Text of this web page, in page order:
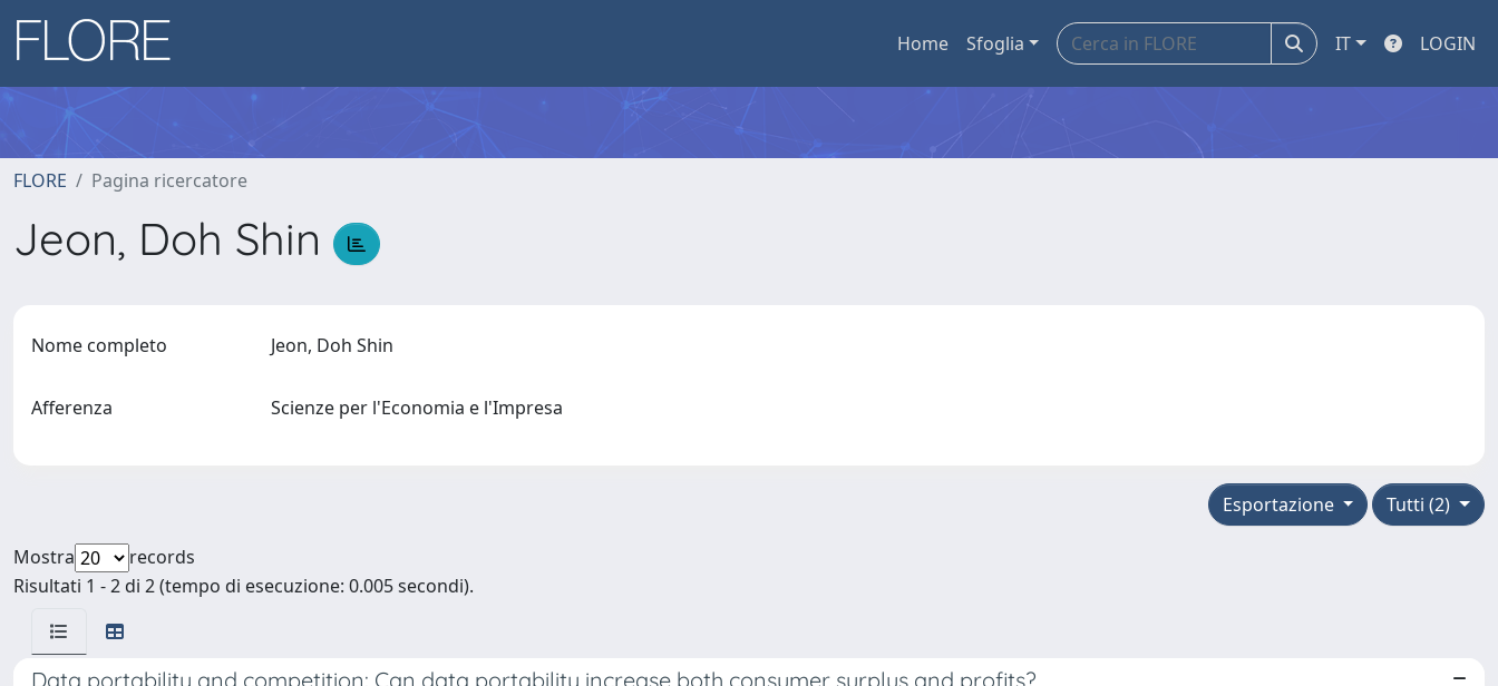
Home Sfoglia IT LOGIN
FLORE Pagina ricercatore
Jeon, Doh Shin
Nome completo Jeon, Doh Shin
Afferenza Scienze per l'Economia e l'Impresa
Tutti (2)
Esportazione
Mostra
records
Risultati 1 - 2 di 2 (tempo di esecuzione: 0.005 secondi).
Data portability and competition: Can data portability increase both consumer surplus and profits?